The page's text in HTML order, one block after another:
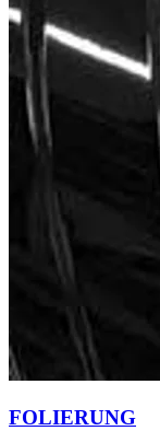
FOLIERUNG